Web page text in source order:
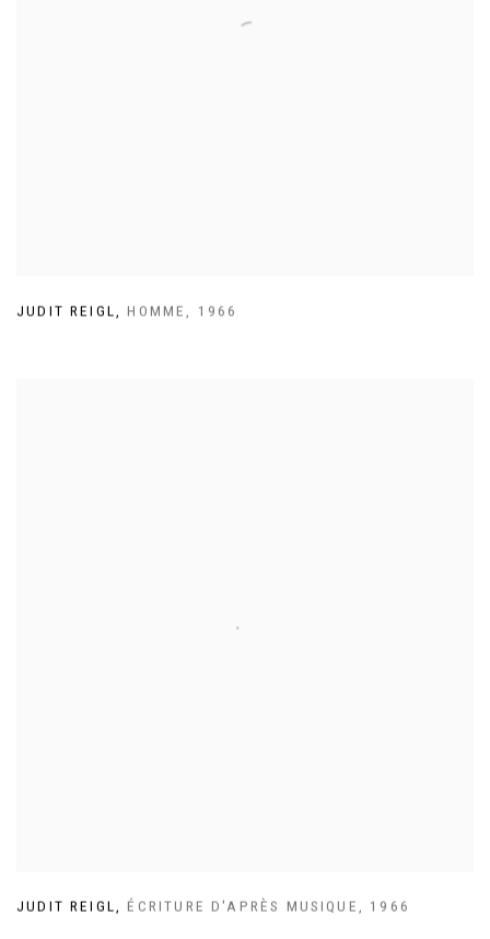
JUDIT REIGL,HOMME , 1966
JUDIT REIGL,ÉCRITURE D'APRÈS MUSIQUE , 1966